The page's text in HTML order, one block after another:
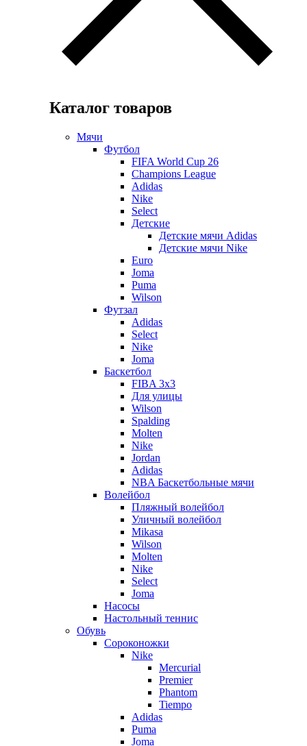
Каталог товаров
Мячи
Футбол
FIFA World Cup 26
Champions League
Adidas
Nike
Select
Детские
Детские мячи Adidas
Детские мячи Nike
Euro
Joma
Puma
Wilson
Футзал
Adidas
Select
Nike
Joma
Баскетбол
FIBA 3x3
Для улицы
Wilson
Spalding
Molten
Nike
Jordan
Adidas
NBA Баскетбольные мячи
Волейбол
Пляжный волейбол
Уличный волейбол
Mikasa
Wilson
Molten
Nike
Select
Joma
Насосы
Настольный теннис
Обувь
Сороконожки
Nike
Mercurial
Premier
Phantom
Tiempo
Adidas
Puma
Joma